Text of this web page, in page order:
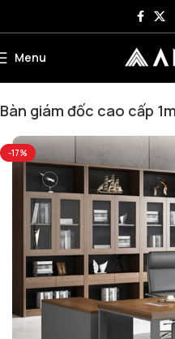
Menu
Bàn giám đốc cao cấp
-17%